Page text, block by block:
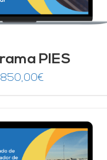
PIES
€